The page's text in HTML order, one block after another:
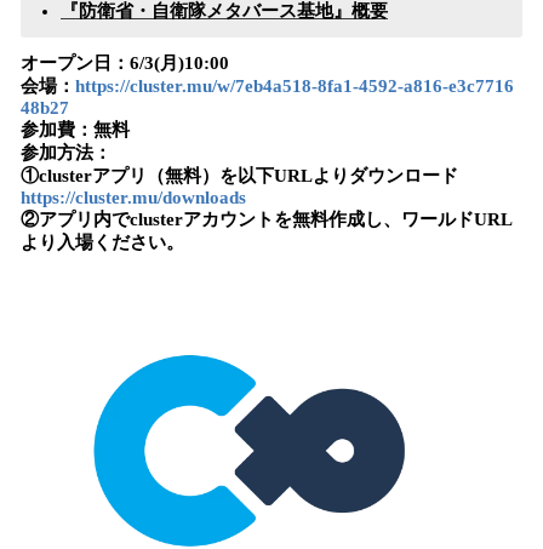
『防衛省・自衛隊メタバース基地』概要
オープン日：6/3(月)10:00
会場： https://cluster.mu/w/7eb4a518-8fa1-4592-a816-e3c7716
48b27
参加費：無料
参加方法：
①clusterアプリ（無料）を以下URLよりダウンロード
https://cluster.mu/downloads
②アプリ内でclusterアカウントを無料作成し、ワールドURL
より入場ください。